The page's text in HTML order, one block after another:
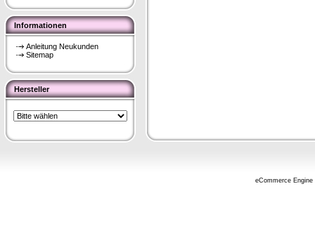
Informationen
Anleitung Neukunden
Sitemap
Hersteller
eCommerce